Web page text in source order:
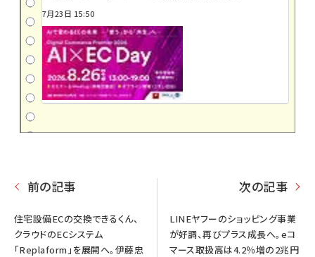
7月23日 15:50
前の記事
住宅設備ECの交換できるくん、
クラウドのECシステム
「Replaform」を展開へ。伊藤忠
次の記事
LINEヤフーのショッピング事業
が好調、再びプラス成長へ。eコ
マース取扱高は4.2％増の2兆円